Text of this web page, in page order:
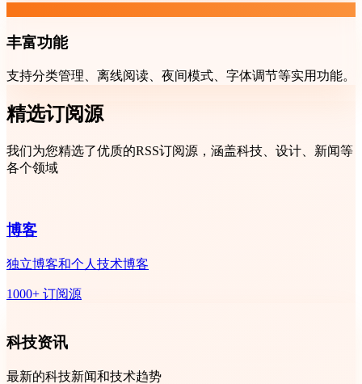
丰富功能
支持分类管理、离线阅读、夜间模式、字体调节等实用功能。
精选订阅源
我们为您精选了优质的RSS订阅源，涵盖科技、设计、新闻等
各个领域
博客
独立博客和个人技术博客
1000+ 订阅源
科技资讯
最新的科技新闻和技术趋势